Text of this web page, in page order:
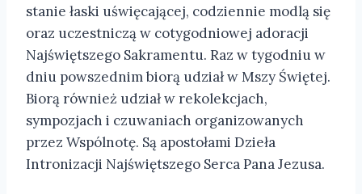
stanie łaski uświęcającej, codziennie modlą się
oraz uczestniczą w cotygodniowej adoracji
Najświętszego Sakramentu. Raz w tygodniu w
dniu powszednim biorą udział w Mszy Świętej.
Biorą również udział w rekolekcjach,
sympozjach i czuwaniach organizowanych
przez Wspólnotę. Są apostołami Dzieła
Intronizacji Najświętszego Serca Pana Jezusa.